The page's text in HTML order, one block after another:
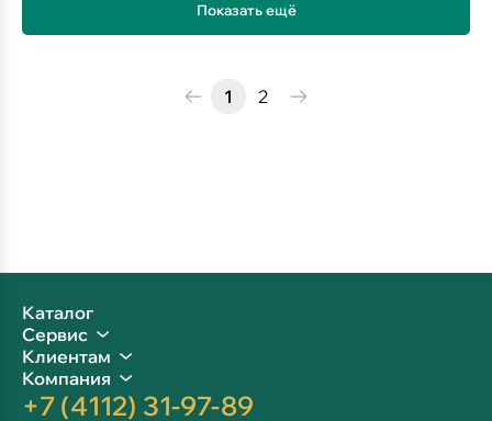
Показать ещё
1 2
Каталог
Сервис
Клиентам
Компания
+7 (4112) 31-97-89